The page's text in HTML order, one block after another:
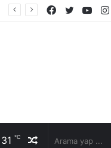
Twitter
Facebook
Rastgele
31 ℃